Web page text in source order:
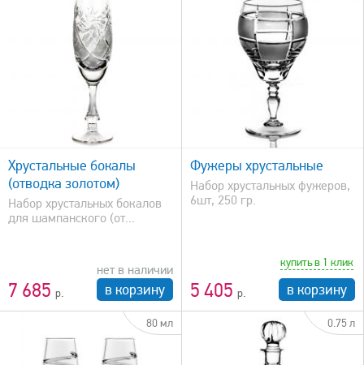
Хрустальные бокалы
(отводка золотом)
Набор хрустальных бокалов
для шампанского (от...
7 685
нет в наличии
в корзину
быстрый просмотр
Фужеры хрустальные
Набор хрустальных фужеров,
6шт, 250 гр.
5 405
купить в 1 клик
в корзину
80 мл 0.75 л